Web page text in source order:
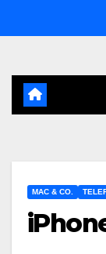
al
MAC & CO.